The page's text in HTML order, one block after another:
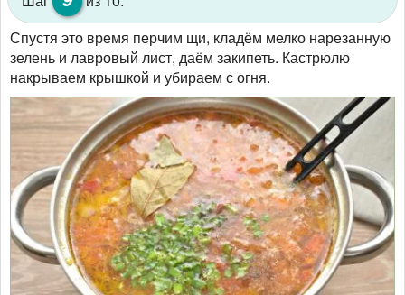
Спустя это время перчим щи, кладём мелко нарезанную
зелень и лавровый лист, даём закипеть. Кастрюлю
накрываем крышкой и убираем с огня.